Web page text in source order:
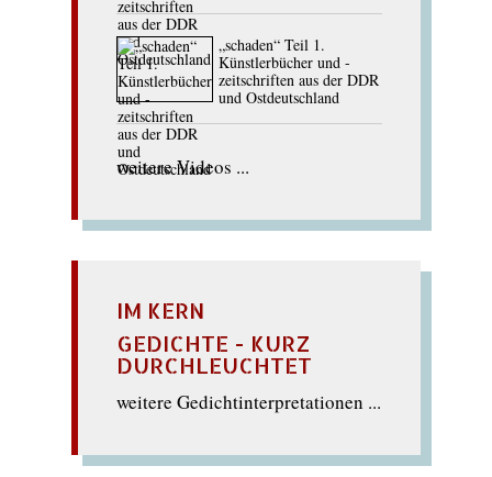
„schaden“ Teil 1.
Künstlerbücher und -
zeitschriften aus der DDR
und Ostdeutschland
weitere Videos ...
IM KERN
GEDICHTE - KURZ
DURCHLEUCHTET
weitere Gedichtinterpretationen ...